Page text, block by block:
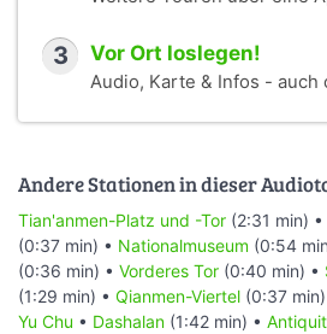
3 Vor Ort loslegen!
Audio, Karte & Infos - auch
Andere Stationen in dieser
Tian'anmen-Platz und -Tor (2:31 min) •
(0:37 min) • Nationalmuseum (0:54
(0:36 min) • Vorderes Tor (0:40 min) •
(1:29 min) • Qianmen-Viertel (0:37 min)
Yu Chu • Dashalan (1:42 min) •